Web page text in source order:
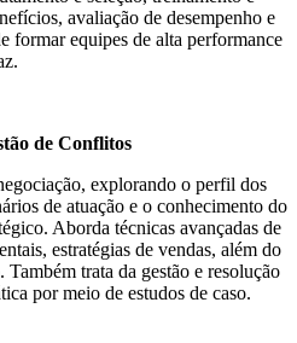
avaliação de desempenho e
formar equipes de alta performance
de Conflitos
explorando o perfil dos
de atuação e o conhecimento do
Aborda técnicas avançadas de
estratégias de vendas, além do
Também trata da gestão e resolução
por meio de estudos de caso.